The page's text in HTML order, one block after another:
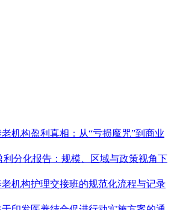
机构盈利真相：从“亏损魔咒”到商业
利分化报告：规模、区域与政策视角下
机构护理交接班的规范化流程与记录